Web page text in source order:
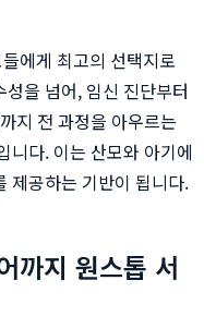
에게 최고의 선택지로
을 넘어, 임신 진단부터
지 전 과정을 아우르는
니다. 이는 산모와 아기에
제공하는 기반이 됩니다.
까지 원스톱 서